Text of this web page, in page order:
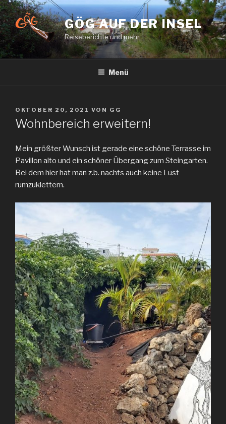
Zum
Inhalt
springen
GÖG AUF DER INSEL
Reiseberichte und mehr.
Menü
VERÖFFENTLICHT
AM
OKTOBER 20, 2021 VON GG
Wohnbereich erweitern!
Mein größter Wunsch ist gerade eine schöne Terrasse im
Pavillon alto und ein schöner Übergang zum Steingarten.
Bei dem hier hat man z.b. nachts auch keine Lust
rumzuklettern.